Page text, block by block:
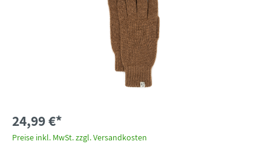
24,99 €*
Preise inkl. MwSt. zzgl. Versandkosten